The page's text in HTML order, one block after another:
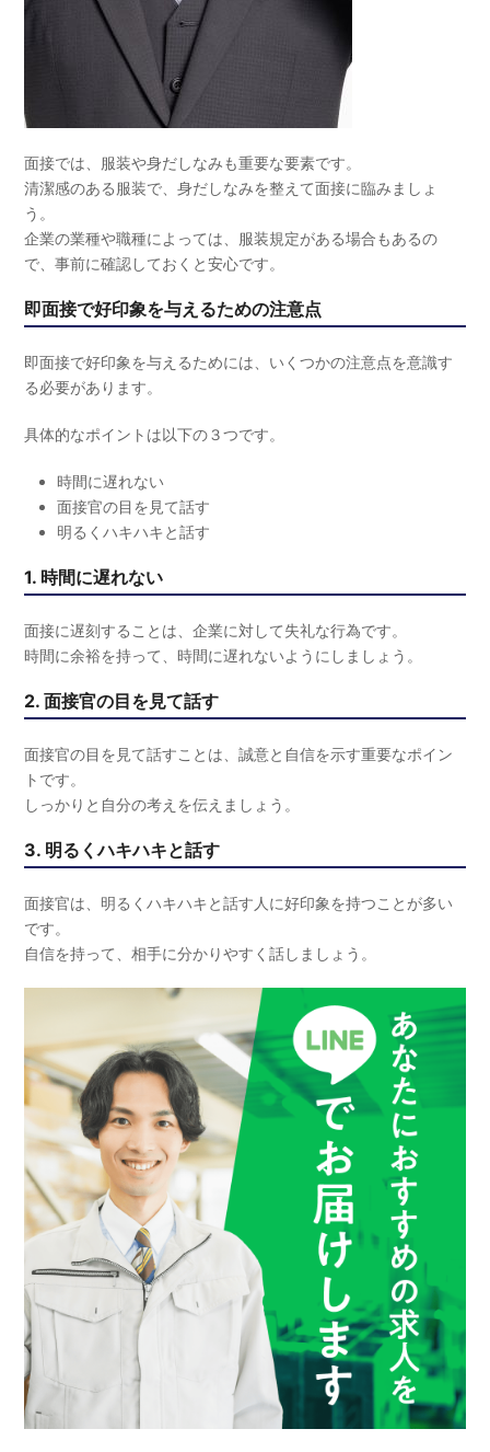
面接では、服装や身だしなみも重要な要素です。
清潔感のある服装で、身だしなみを整えて面接に臨みましょ
う。
企業の業種や職種によっては、服装規定がある場合もあるの
で、事前に確認しておくと安心です。
即面接で好印象を与えるための注意点
即面接で好印象を与えるためには、いくつかの注意点を意識す
る必要があります。
具体的なポイントは以下の３つです。
時間に遅れない
面接官の目を見て話す
明るくハキハキと話す
1. 時間に遅れない
面接に遅刻することは、企業に対して失礼な行為です。
時間に余裕を持って、時間に遅れないようにしましょう。
2. 面接官の目を見て話す
面接官の目を見て話すことは、誠意と自信を示す重要なポイン
トです。
しっかりと自分の考えを伝えましょう。
3. 明るくハキハキと話す
面接官は、明るくハキハキと話す人に好印象を持つことが多い
です。
自信を持って、相手に分かりやすく話しましょう。